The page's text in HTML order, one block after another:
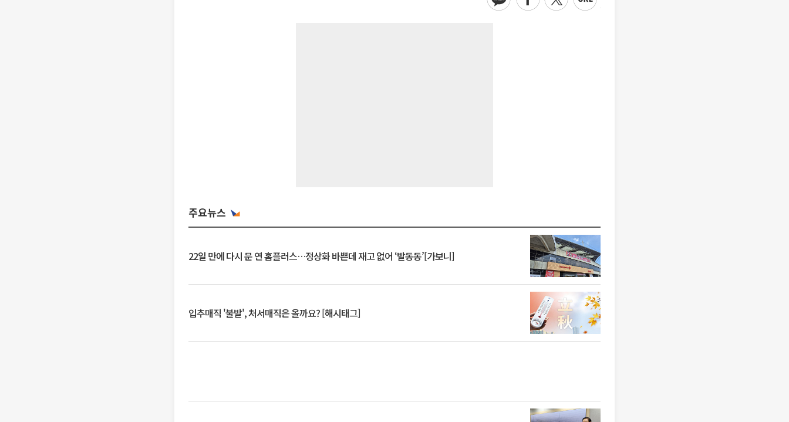
주요뉴스
22일 만에 다시 문 연 홈플러스…정상화 바쁜데 재고 없어 ‘발동동’[가보니]
입추매직 '불발', 처서매직은 올까요? [해시태그]